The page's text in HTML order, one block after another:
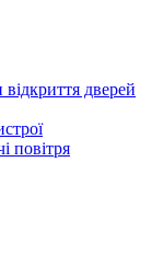
дверей
повітря